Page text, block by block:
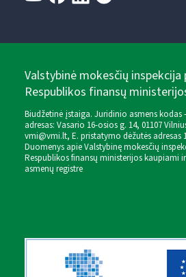
Valstybinė mokesčių inspekcija
Respublikos finansų
Biudžetinė įstaiga. Juridinio asmens kodas
adresas: Vasario 16-osios g. 14, 01107
vmi@vmi.lt, E. pristatymo dėžutės adresas
Duomenys apie Valstybinę mokesčių
Respublikos finansų ministerijos kaupiami
asmenų registre